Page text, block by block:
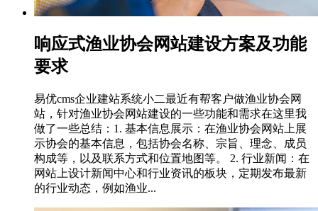
响应式渔业协会网站建设方案及功能
要求
易优cms企业建站系统小二最近有帮客户做渔业协会网
站，针对渔业协会网站建设的一些功能和需求在这里我
做了一些总结：1. 基本信息展示：在渔业协会网站上展
示协会的基本信息，包括协会名称、宗旨、理念、成员
构成等，以及联系方式和位置地图等。 2. 行业新闻：在
网站上设计新闻中心和行业资讯的板块，定期发布最新
的行业动态，例如渔业...